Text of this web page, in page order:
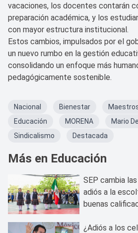
vacaciones, los docentes contarán
preparación académica, y los
con mayor estructura institucional.
Estos cambios, impulsados por el
un nuevo rumbo en la gestión
consolidando un enfoque más
pedagógicamente sostenible.
Nacional Bienestar
Educación
MORENA
Mario
Sindicalismo
Destacada
Más en Educación
SEP cambia
adiós a la
buenas
¿Adiós a los